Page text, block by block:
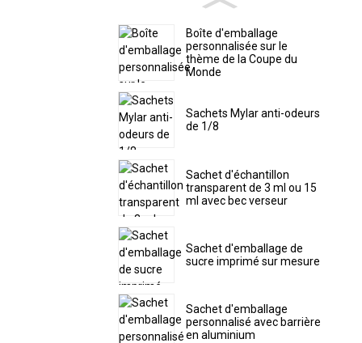
Boîte d'emballage
personnalisée sur le
thème de la Coupe du
Monde
Sachets Mylar anti-odeurs
de 1/8
Sachet d'échantillon
transparent de 3 ml ou 15
ml avec bec verseur
Sachet d'emballage de
sucre imprimé sur mesure
Sachet d'emballage
personnalisé avec barrière
en aluminium